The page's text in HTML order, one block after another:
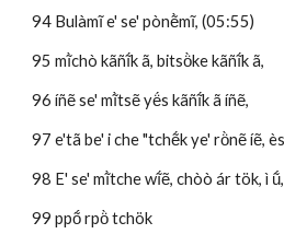
94 Bulàmĩ e' se' pònẽ̀mĩ, (05:55)
95 mĩ̀chò kãñĩ́k ã, bitsö̀ke kãñĩ́k ã,
96 íñẽ se' mĩ̀tsẽ yë́s kãñĩ́k ã íñẽ,
97 e'tã be' i che "tchẽ́k ye' rö̀nẽ íẽ,
98 E' se' mĩ̀tche wĩ́ẽ, chòò ár tök, ì
99 ppṍ rpö̀ tchök